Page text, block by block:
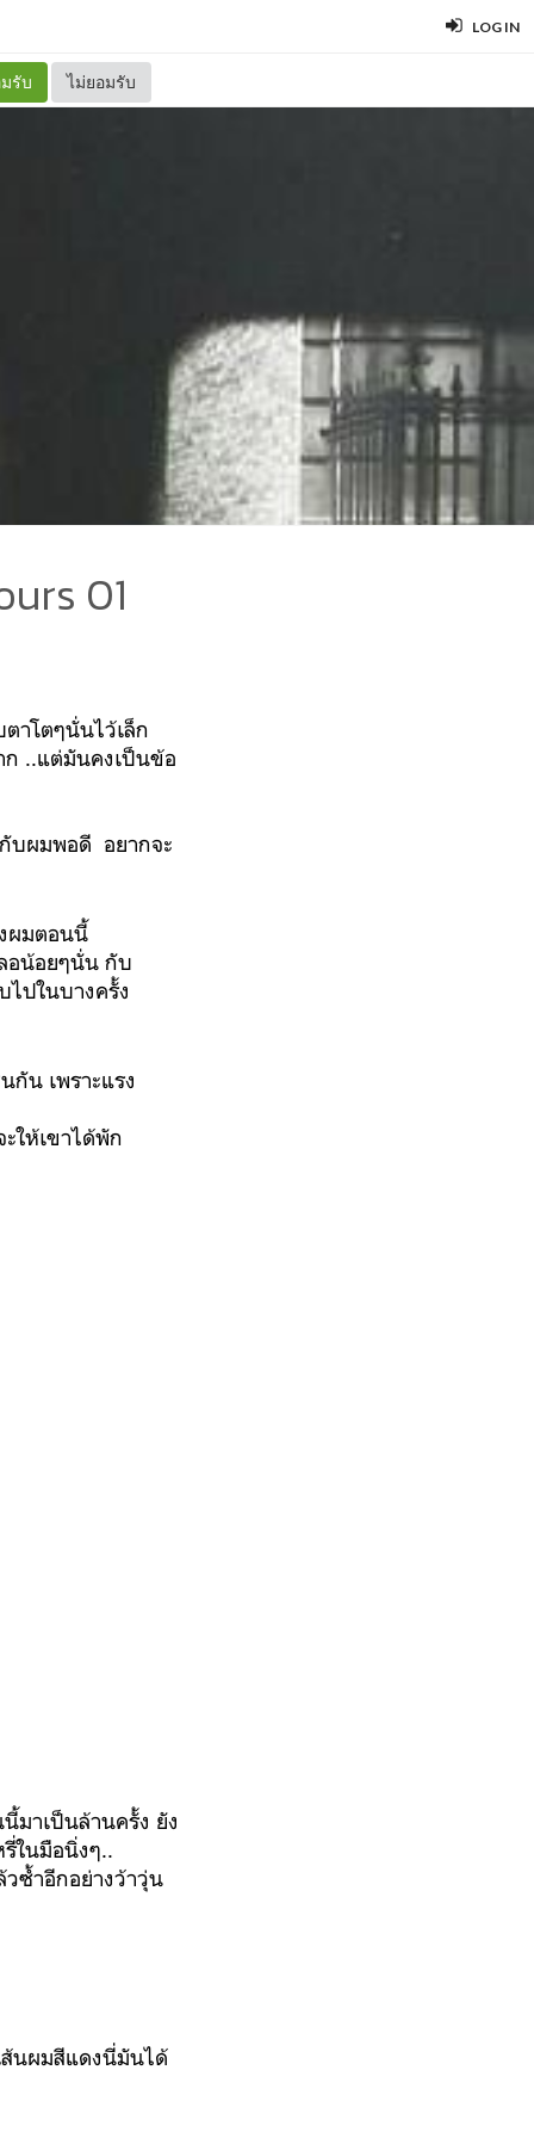
LOG IN
รับ ไม่ยอมรับ
01
าโตๆนั่นไว้เล็ก
ก ..แต่มันคงเป็นข้อ
บผมพอดี อยากจะ
ผมตอนนี้‬
อน้อยๆนั่น กับ
ปในบางครั้ง‬
กัน เพราะแรง
ให้เขาได้พัก
มาเป็นล้านครั้ง ยัง
ในมือนิ่งๆ..
วซ้ำอีกอย่างว้าวุ่น
ส้นผมสีแดงนี่มันได้